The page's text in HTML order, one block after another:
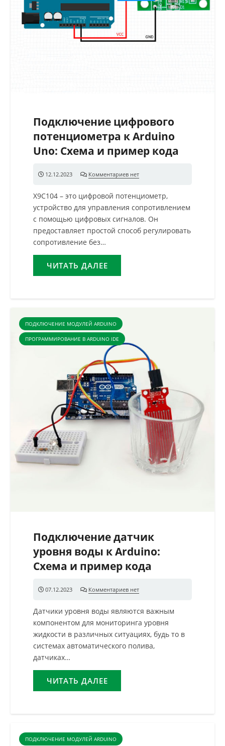
Подключение цифрового
потенциометра к Arduino
Uno: Схема и пример кода
12.12.2023 Комментариев нет
X9C104 – это цифровой потенциометр,
устройство для управления сопротивлением
с помощью цифровых сигналов. Он
предоставляет простой способ регулировать
сопротивление без…
ЧИТАТЬ ДАЛЕЕ
ПОДКЛЮЧЕНИЕ МОДУЛЕЙ ARDUINO
ПРОГРАММИРОВАНИЕ В ARDUINO IDE
Подключение датчик
уровня воды к Arduino:
Схема и пример кода
07.12.2023 Комментариев нет
Датчики уровня воды являются важным
компонентом для мониторинга уровня
жидкости в различных ситуациях, будь то в
системах автоматического полива,
датчиках…
ЧИТАТЬ ДАЛЕЕ
ПОДКЛЮЧЕНИЕ МОДУЛЕЙ ARDUINO